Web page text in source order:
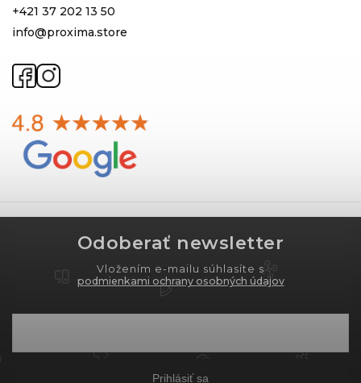
+421 37 202 13 50
info@proxima.store
Odoberať newsletter
Vložením e-mailu súhlasíte s
podmienkami ochrany osobných údajov
Prihlásiť sa